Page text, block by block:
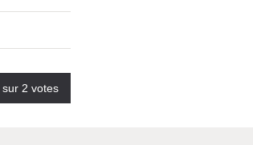
sur 2 votes